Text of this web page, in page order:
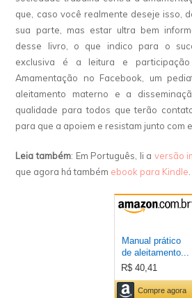
que, caso você realmente deseje isso,
sua parte, mas estar ultra bem
desse livro, o que indico para o
exclusiva é a leitura e
Amamentação no Facebook, um
aleitamento materno e a
qualidade para todos que terão
para que a apoiem e resistam junto com
Leia também: Em Português, li a versão
que agora há também ebook para Kindle